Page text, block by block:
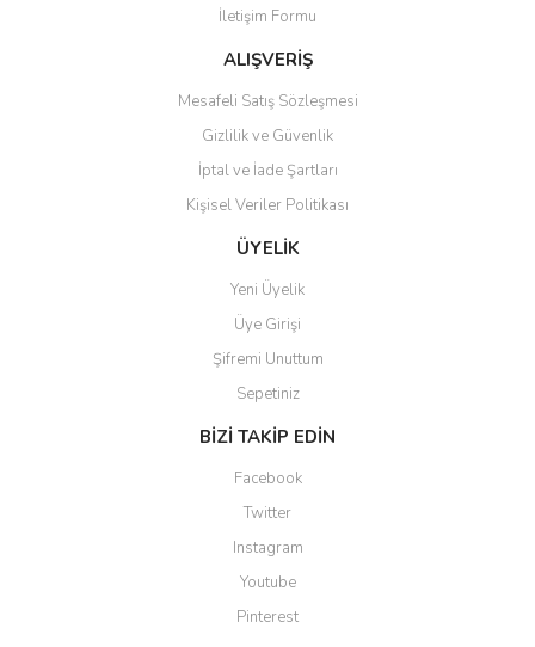
Ürün fiyatı diğer sitelerden daha pahalı.
Bu ürüne benzer farklı alternatifler olmalı.
Gönder
İletişim Formu
ALIŞVERİŞ
Mesafeli Satış Sözleşmesi
Gizlilik ve Güvenlik
İptal ve İade Şartları
Kişisel Veriler Politikası
ÜYELİK
Yeni Üyelik
Üye Girişi
Şifremi Unuttum
Sepetiniz
BİZİ TAKİP EDİN
Facebook
Twitter
Instagram
Youtube
Pinterest